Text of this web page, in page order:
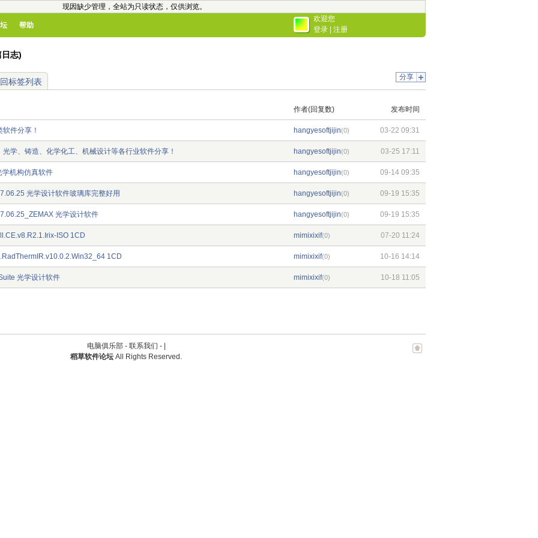
现因缺少管理，全站为只读状态，仅供浏览。
帮助
欢迎您
登录
注册
志)
分享
标签列表
作者(回复数) 发布时间
件分享！ hangyesoftjijin(0) 03-22 09:31
学、铸造、化学化工、机械设计等各行业软件分享！ hangyesoftjijin(0) 03-25 17:11
机构仿真软件 hangyesoftjijin(0) 09-14 09:35
光学设计软件玻璃库完整好用 hangyesoftjijin(0) 09-19 15:35
光学设计软件 hangyesoftjijin(0) 09-19 15:35
ISO 1CD mimixixif(0) 07-20 11:24
1CD mimixixif(0) 10-16 14:14
光学设计软件 mimixixif(0) 10-18 11:05
电脑俱乐部 - 联系我们 -
稻草软件论坛 All Rights Reserved.